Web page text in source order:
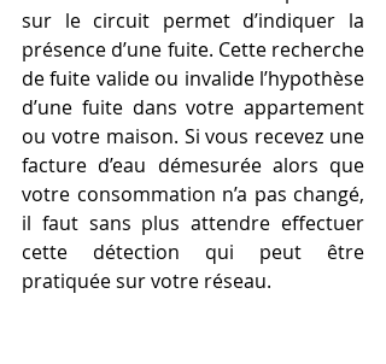
sur le circuit permet d’indiquer la
présence d’une fuite. Cette recherche
de fuite valide ou invalide l’hypothèse
d’une fuite dans votre appartement
ou votre maison. Si vous recevez une
facture d’eau démesurée alors que
votre consommation n’a pas changé,
il faut sans plus attendre effectuer
cette détection qui peut être
pratiquée sur votre réseau.